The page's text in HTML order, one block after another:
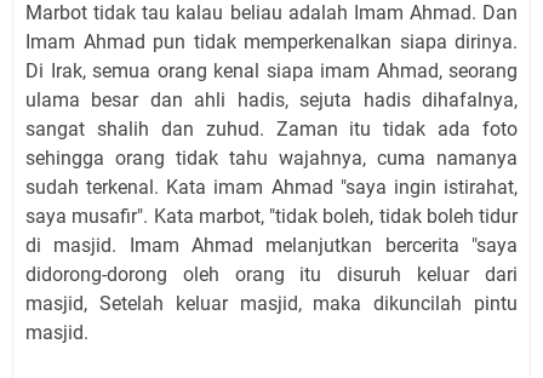
Marbot tidak tau kalau beliau adalah Imam Ahmad. Dan
Imam Ahmad pun tidak memperkenalkan siapa dirinya.
Di Irak, semua orang kenal siapa imam Ahmad, seorang
ulama besar dan ahli hadis, sejuta hadis dihafalnya,
sangat shalih dan zuhud. Zaman itu tidak ada foto
sehingga orang tidak tahu wajahnya, cuma namanya
sudah terkenal. Kata imam Ahmad "saya ingin istirahat,
saya musafir". Kata marbot, "tidak boleh, tidak boleh tidur
di masjid. Imam Ahmad melanjutkan bercerita "saya
didorong-dorong oleh orang itu disuruh keluar dari
masjid, Setelah keluar masjid, maka dikuncilah pintu
masjid.